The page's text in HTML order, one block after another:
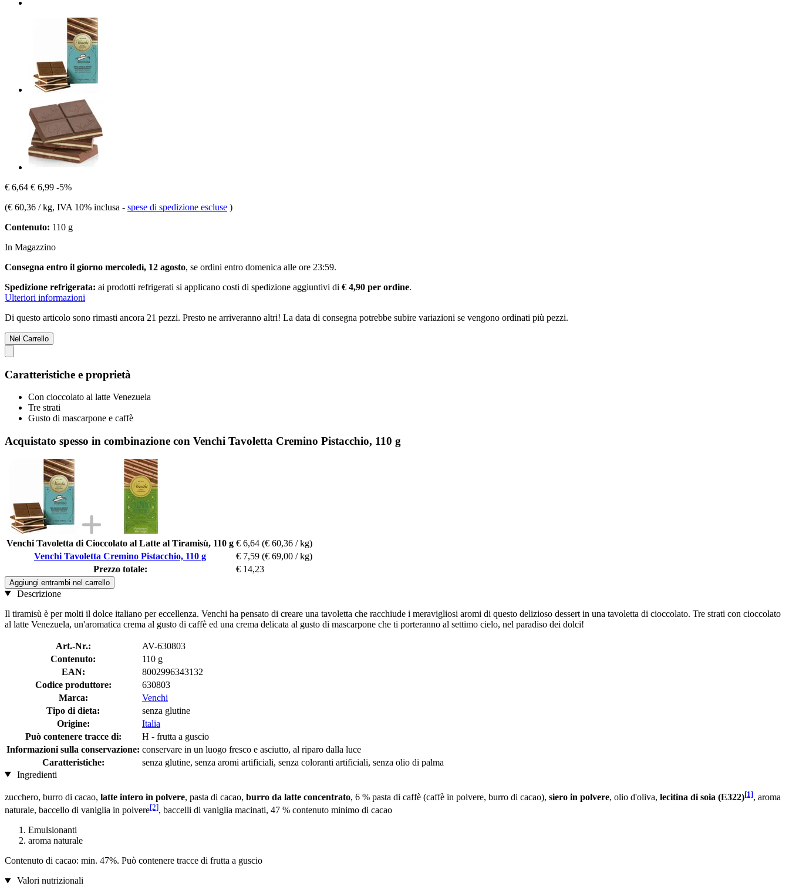
€ 6,64 € 6,99 -5%
(€ 60,36 / kg, IVA 10% inclusa - spese di spedizione escluse )
Contenuto: 110 g
In Magazzino
Consegna entro il giorno mercoledì, 12 agosto, se ordini entro domenica alle ore 23:59.
Spedizione refrigerata: ai prodotti refrigerati si applicano costi di spedizione aggiuntivi di € 4,90 per ordine.
Ulteriori informazioni
Di questo articolo sono rimasti ancora 21 pezzi. Presto ne arriveranno altri! La data di consegna potrebbe subire variazioni se vengono ordinati più pezzi.
Nel Carrello
Caratteristiche e proprietà
Con cioccolato al latte Venezuela
Tre strati
Gusto di mascarpone e caffè
Acquistato spesso in combinazione con Venchi Tavoletta Cremino Pistacchio, 110 g
Venchi Tavoletta di Cioccolato al Latte al Tiramisù, 110 g € 6,64 (€ 60,36 / kg)
Venchi Tavoletta Cremino Pistacchio, 110 g
€ 7,59 (€ 69,00 / kg)
Prezzo totale:
€ 14,23
Aggiungi entrambi nel carrello
Descrizione
Il tiramisù è per molti il dolce italiano per eccellenza. Venchi ha pensato di creare una tavoletta che racchiude i meravigliosi aromi di questo delizioso dessert in una tavoletta di cioccolato. Tre strati con cioccolato
al latte Venezuela, un'aromatica crema al gusto di caffè ed una crema delicata al gusto di mascarpone che ti porteranno al settimo cielo, nel paradiso dei dolci!
Art.-Nr.:
AV-630803
Contenuto:
110 g
EAN:
8002996343132
Codice produttore:
630803
Marca:
Venchi
Tipo di dieta:
senza glutine
Origine:
Italia
Può contenere tracce di:
H - frutta a guscio
Informazioni sulla conservazione: conservare in un luogo fresco e asciutto, al riparo dalla luce
Caratteristiche:
senza glutine, senza aromi artificiali, senza coloranti artificiali, senza olio di palma
Ingredienti
zucchero, burro di cacao, latte intero in polvere, pasta di cacao, burro da latte concentrato, 6 % pasta di caffè (caffè in polvere, burro di cacao), siero in polvere, olio d'oliva, lecitina di soia (E322)[1], aroma
naturale, baccello di vaniglia in polvere[2], baccelli di vaniglia macinati, 47 % contenuto minimo di cacao
Emulsionanti
aroma naturale
Contenuto di cacao: min. 47%. Può contenere tracce di frutta a guscio
Valori nutrizionali